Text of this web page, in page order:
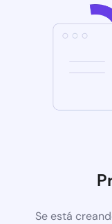
Se está